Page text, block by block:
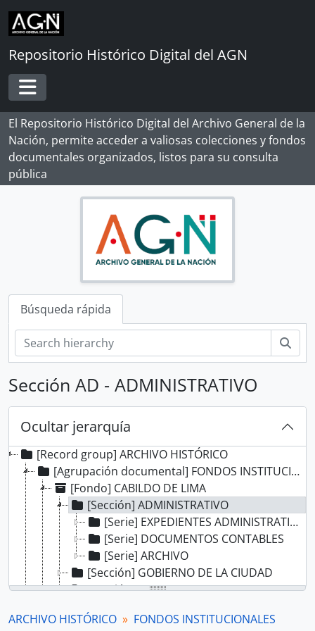
Skip to main content
Repositorio Histórico Digital del AGN
Toggle navigation
El Repositorio Histórico Digital del Archivo General de la
Nación, permite acceder a valiosas colecciones y fondos
documentales organizados, listos para su consulta
pública
Búsqueda rápida
Sección AD - ADMINISTRATIVO
Ocultar jerarquía
[Record group] ARCHIVO HISTÓRICO
[Agrupación documental] FONDOS INSTITUCIONALES
[Fondo] CABILDO DE LIMA
[Sección] ADMINISTRATIVO
[Serie] EXPEDIENTES ADMINISTRATIVOS
[Serie] DOCUMENTOS CONTABLES
[Serie] ARCHIVO
[Sección] GOBIERNO DE LA CIUDAD
[Sección] JUSTICIA ORDINARIA
[Fondo] REAL AUDIENCIA DE LIMA
ARCHIVO HISTÓRICO
FONDOS INSTITUCIONALES